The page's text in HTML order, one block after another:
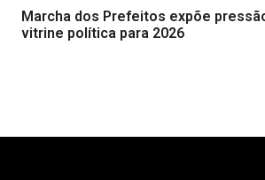
Marcha dos Prefeitos expõe
vitrine política para 2026